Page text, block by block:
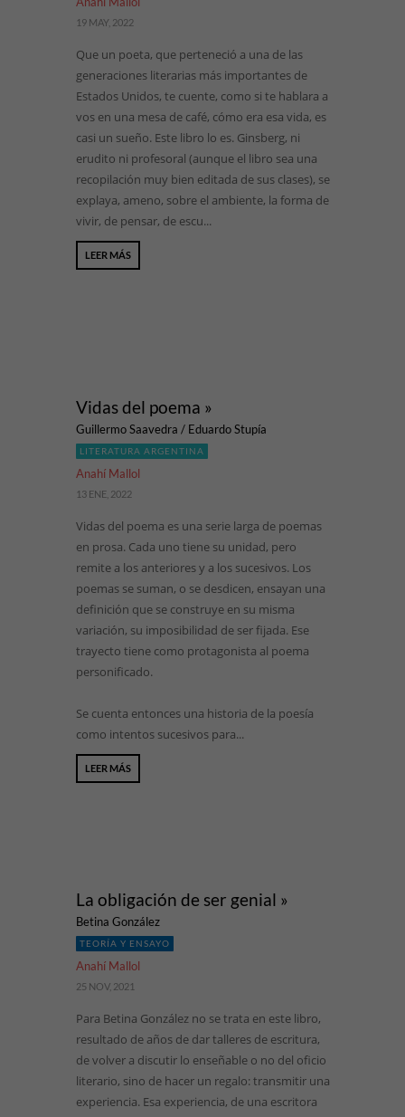
19 MAY, 2022
Que un poeta, que perteneció a una de las
generaciones literarias más importantes de
Estados Unidos, te cuente, como si te hablara a
vos en una mesa de café, cómo era esa vida, es
casi un sueño. Este libro lo es. Ginsberg, ni
erudito ni profesoral (aunque el libro sea una
recopilación muy bien editada de sus clases), se
explaya, ameno, sobre el ambiente, la forma de
vivir, de pensar, de escu...
LEER MÁS
Vidas del poema »
Guillermo Saavedra / Eduardo Stupía
LITERATURA ARGENTINA
Anahí Mallol
13 ENE, 2022
Vidas del poema es una serie larga de poemas
en prosa. Cada uno tiene su unidad, pero
remite a los anteriores y a los sucesivos. Los
poemas se suman, o se desdicen, ensayan una
definición que se construye en su misma
variación, su imposibilidad de ser fijada. Ese
trayecto tiene como protagonista al poema
personificado.
Se cuenta entonces una historia de la poesía
como intentos sucesivos para...
LEER MÁS
La obligación de ser genial »
Betina González
TEORÍA Y ENSAYO
Anahí Mallol
25 NOV, 2021
Para Betina González no se trata en este libro,
resultado de años de dar talleres de escritura,
de volver a discutir lo enseñable o no del oficio
literario, sino de hacer un regalo: transmitir una
experiencia. Esa experiencia, de una escritora